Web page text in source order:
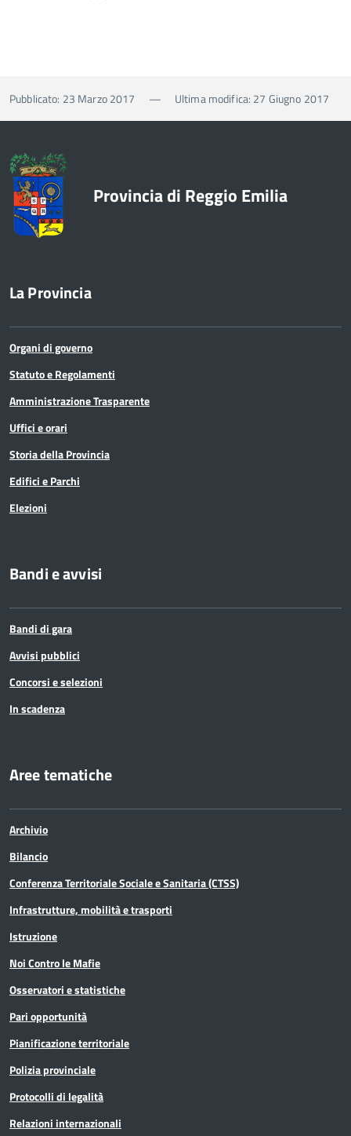
Pubblicato: 23 Marzo 2017 — Ultima modifica: 27 Giugno 2017
Provincia di Reggio Emilia
La Provincia
Organi di governo
Statuto e Regolamenti
Amministrazione Trasparente
Uffici e orari
Storia della Provincia
Edifici e Parchi
Elezioni
Bandi e avvisi
Bandi di gara
Avvisi pubblici
Concorsi e selezioni
In scadenza
Aree tematiche
Archivio
Bilancio
Conferenza Territoriale Sociale e Sanitaria (CTSS)
Infrastrutture, mobilità e trasporti
Istruzione
Noi Contro le Mafie
Osservatori e statistiche
Pari opportunità
Pianificazione territoriale
Polizia provinciale
Protocolli di legalità
Relazioni internazionali